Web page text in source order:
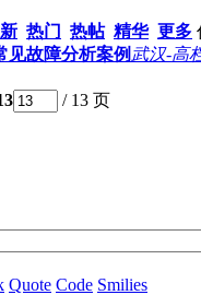
热门 热帖 精华 更多
见故障分析案例 武汉-高
/ 13 页
Quote Code Smilies